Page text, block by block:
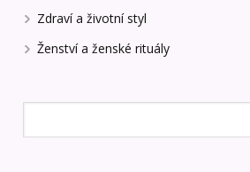
Zdraví a životní styl
Ženství a ženské rituály